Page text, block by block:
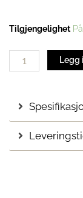
Tilgjengelighet
Trerens
Legg